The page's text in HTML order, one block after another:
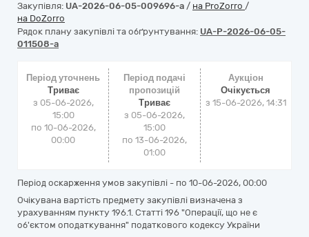
Закупівля: UA-2026-06-05-009696-a / на ProZorro /
на DoZorro
Рядок плану закупівлі та обґрунтування: UA-P-2026-06-05-
011508-a
Період уточнень
Триває
з 05-06-2026,
15:00
по 10-06-2026,
00:00
Період подачі
пропозицій
Триває
з 05-06-2026,
15:00
по 13-06-2026,
01:00
Аукціон
Очікується
з 15-06-2026, 14:31
Період оскарження умов закупівлі - по 10-06-2026, 00:00
Очікувана вартість предмету закупівлі визначена з
урахуванням пункту 196.1. Статті 196 "Операції, що не є
об'єктом оподаткування" податкового кодексу України